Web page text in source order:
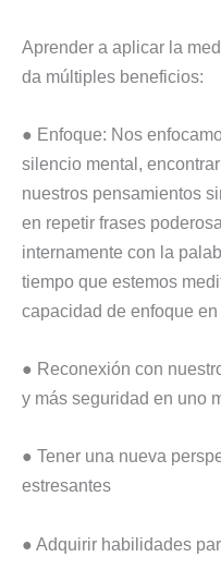
Aprender a aplicar la
da múltiples beneficios:
● Enfoque: Nos
silencio mental,
nuestros pensamientos
en repetir frases
internamente con la
tiempo que estemos
capacidad de enfoque
● Reconexión con
y más seguridad en uno
● Tener una nueva
estresantes
● Adquirir habilidades